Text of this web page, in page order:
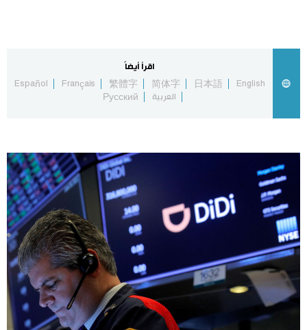
Русский
اليابان في فيديو
مانغا وأنيمي
علوم وتكنولوجيا
الأقسام
الأكثر تفاعلا
اقرأ أيضاً
English
日本語
简体字
繁體字
Français
Español
العربية
Русский